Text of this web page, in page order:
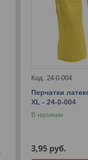
24-0-004
Перчатки
XL - 24-0-004
В наличии
3,95 руб.